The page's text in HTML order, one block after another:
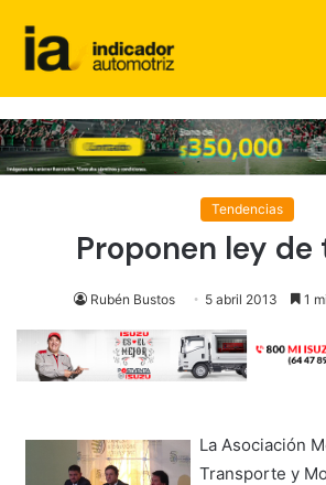
Tendencias
Proponen ley
Rubén Bustos 5 abril 2013 1
La Asociación
Transporte y